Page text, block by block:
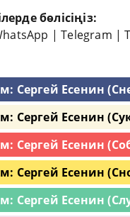
бөлісіңіз:
|Telegram |
Сергей Есенин
Сергей Есенин
Сергей Есенин
Сергей Есенин
Сергей Есенин